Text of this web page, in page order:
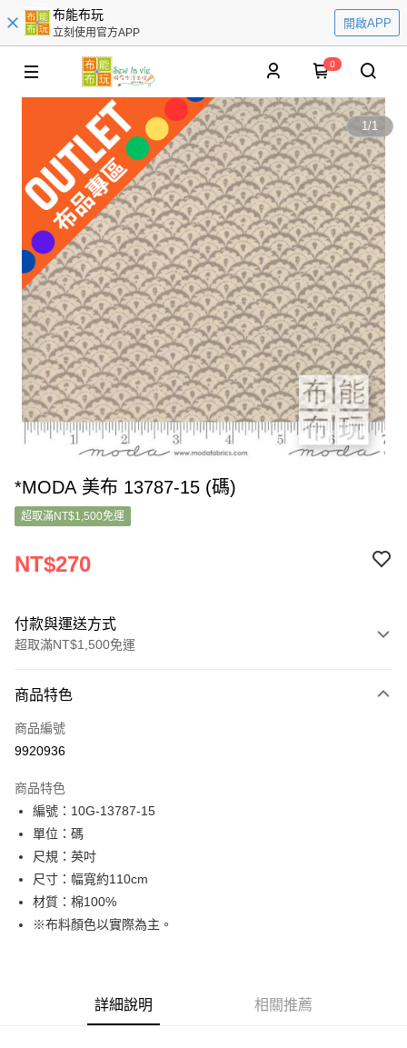
布能布玩
立刻使用官方APP
開啟APP
0
1/1
*MODA 美布 13787-15 (碼)
超取滿NT$1,500免運
NT$270
付款與運送方式
超取滿NT$1,500免運
信用卡一次付款
超商取貨付款
Apple Pay
街口支付
Google Pay
大哥付你分期
相關說明
流程，驗證手機門號後，選擇欲分期的期數、繳款截止日，確認付款後即完
【關於「AFTEE先享後付」】
AFTEE先享後付是「在收到商品之後才付款」的支付方式。 讓您購物簡單
商品特色
商品編號
9920936
商品特色
編號：10G-13787-15
單位：碼
尺規：英吋
尺寸：幅寬約110cm
材質：棉100%
※布料顏色以實際為主。
詳細說明 相關推薦